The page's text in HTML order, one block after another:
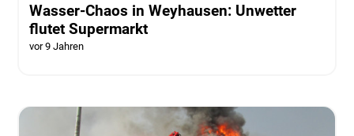
Wasser-Chaos in Weyhausen: Unwetter
flutet Supermarkt
vor 9 Jahren